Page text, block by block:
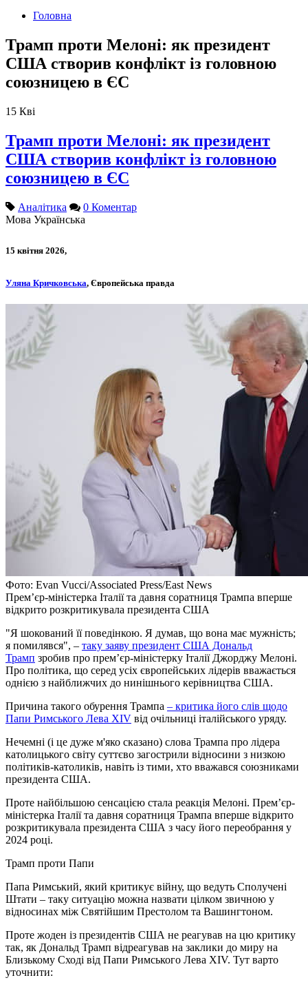
Головна
Трамп проти Мелоні: як президент
США створив конфлікт із головною
союзницею в ЄС
15 Кві
Трамп проти Мелоні: як президент
США створив конфлікт із головною
союзницею в ЄС
Аналітика
0 Коментар
Мова Українська
15 квітня 2026,
Уляна Кричковська, Європейська правда
Фото: Evan Vucci/Associated Press/East News
Прем’єр-міністерка Італії та давня соратниця Трампа вперше
відкрито розкритикувала президента США
"Я шокований її поведінкою. Я думав, що вона має мужність;
я помилявся", – таку заяву президент США Дональд
Трамп зробив про прем’єр-міністерку Італії Джорджу Мелоні.
Про політика, що серед усіх європейських лідерів вважається
однією з найближчих до нинішнього керівництва США.
Причина такого обурення Трампа – критика його слів щодо
Папи Римського Лева XIV від очільниці італійського уряду.
Нечемні (і це дуже м'яко сказано) слова Трампа про лідера
католицького світу суттєво загострили відносини з низкою
політиків-католиків, навіть із тими, хто вважався союзниками
президента США.
Проте найбільшою сенсацією стала реакція Мелоні. Прем’єр-
міністерка Італії та давня соратниця Трампа вперше відкрито
розкритикувала президента США з часу його переобрання у
2024 році.
Трамп проти Папи
Папа Римський, який критикує війну, що ведуть Сполучені
Штати – таку ситуацію можна назвати цілком звичною у
відносинах між Святійшим Престолом та Вашингтоном.
Проте жоден із президентів США не реагував на цю критику
так, як Дональд Трамп відреагував на заклики до миру на
Близькому Сході від Папи Римського Лева XIV. Тут варто
уточнити: